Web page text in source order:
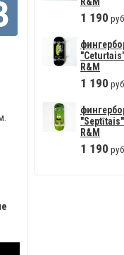
1 190
R&M
1 190
R&M
1 190